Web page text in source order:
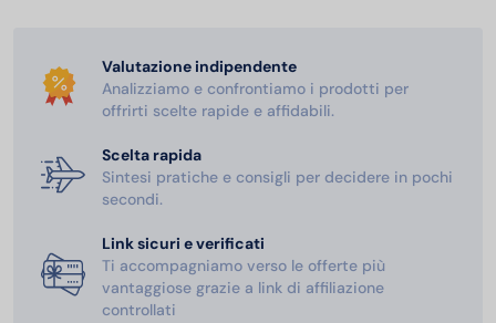
Valutazione indipendente
Analizziamo e confrontiamo i prodotti per
offrirti scelte rapide e affidabili.
Scelta rapida
Sintesi pratiche e consigli per decidere in pochi
secondi.
Link sicuri e verificati
Ti accompagniamo verso le offerte più
vantaggiose grazie a link di affiliazione
controllati